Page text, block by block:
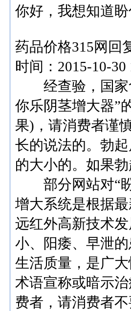
你好，我想知道
药品价格315网回
时间：2015-10-30
经查验，国家
你乐阴茎增大器”
果)，请消费者谨
长的说法的。勃
的大小的。如果
部分网站对“盼
增大系统是根据
远红外高新技术
小、阳痿、早泄
生活质量，是广
术语宣称或暗示
费者，请消费者